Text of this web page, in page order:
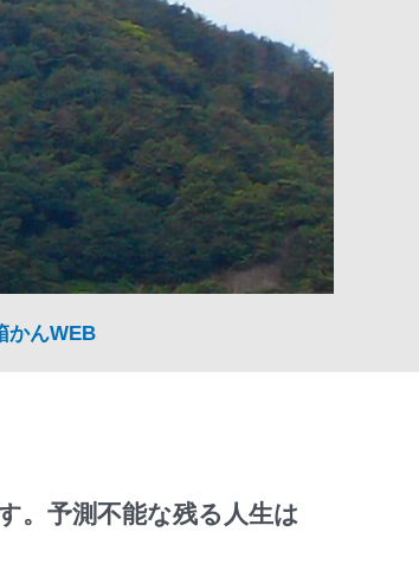
かんWEB
。予測不能な残る人生は